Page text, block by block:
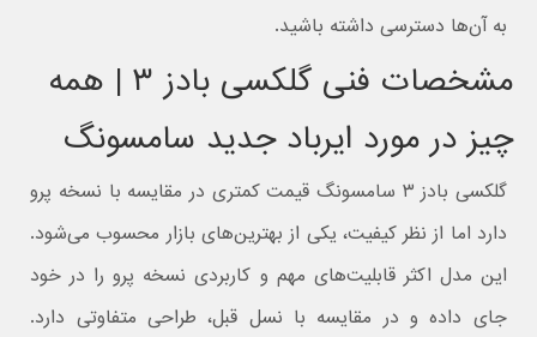
به آن‌ها دسترسی داشته باشید.
مشخصات فنی گلکسی بادز ۳ | همه
چیز در مورد ایرباد جدید سامسونگ
گلکسی بادز ۳ سامسونگ قیمت کمتری در مقایسه با نسخه پرو
دارد اما از نظر کیفیت، یکی از بهترین‌های بازار محسوب می‌شود.
این مدل اکثر قابلیت‌های مهم و کاربردی نسخه پرو را در خود
جای داده و در مقایسه با نسل قبل، طراحی متفاوتی دارد.